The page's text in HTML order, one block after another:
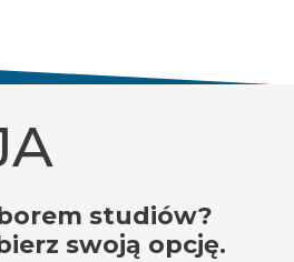
studiów?
swoją opcję.